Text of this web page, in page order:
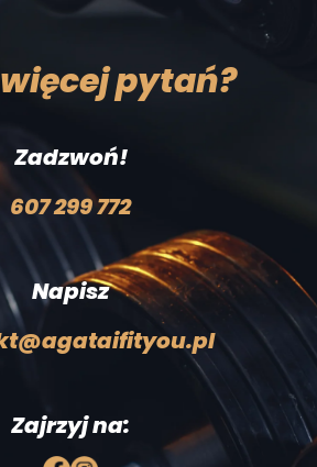
pytań?
Zadzwoń!
607 299 772
Napisz
Zajrzyj na: